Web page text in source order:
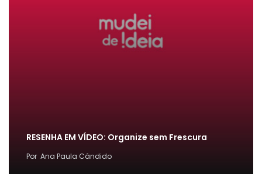
RESENHA EM VÍDEO: Organize sem Frescura
Por Ana Paula Cândido